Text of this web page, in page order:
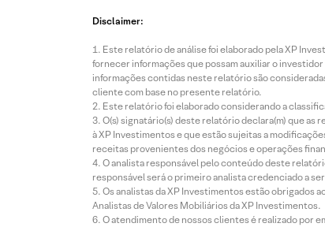
Disclaimer:
Este relatório de análise foi elaborado pela XP
fornecer informações que possam auxiliar o
informações contidas neste relatório são
cliente com base no presente relatório.
Este relatório foi elaborado considerando a
O(s) signatário(s) deste relatório declara(m) que
à XP Investimentos e que estão sujeitas a
receitas provenientes dos negócios e operações
O analista responsável pelo conteúdo deste
responsável será o primeiro analista credenciado a
Os analistas da XP Investimentos estão obrigados
Analistas de Valores Mobiliários da XP Investimentos.
O atendimento de nossos clientes é realizado por